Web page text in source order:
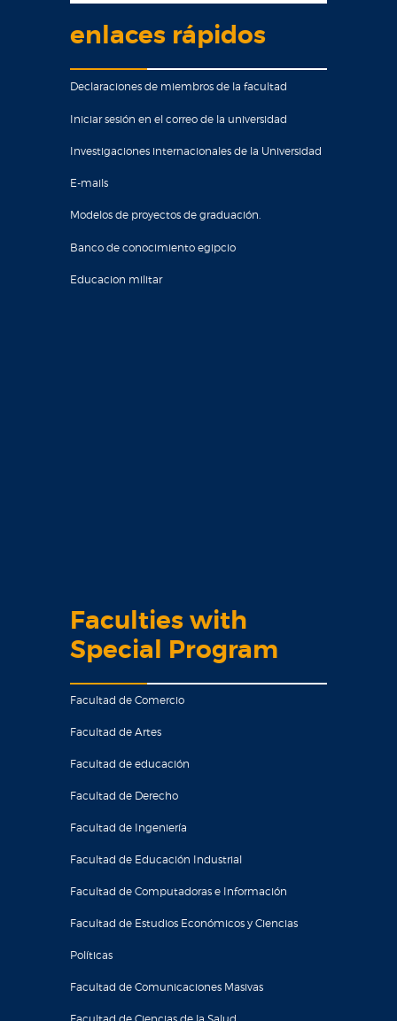
enlaces rápidos
Declaraciones de miembros de la facultad
Iniciar sesión en el correo de la universidad
Investigaciones internacionales de la Universidad
E-mails
Modelos de proyectos de graduación.
Banco de conocimiento egipcio
Educacion militar
Faculties with
Special Program
Facultad de Comercio
Facultad de Artes
Facultad de educación
Facultad de Derecho
Facultad de Ingeniería
Facultad de Educación Industrial
Facultad de Computadoras e Información
Facultad de Estudios Económicos y Ciencias
Políticas
Facultad de Comunicaciones Masivas